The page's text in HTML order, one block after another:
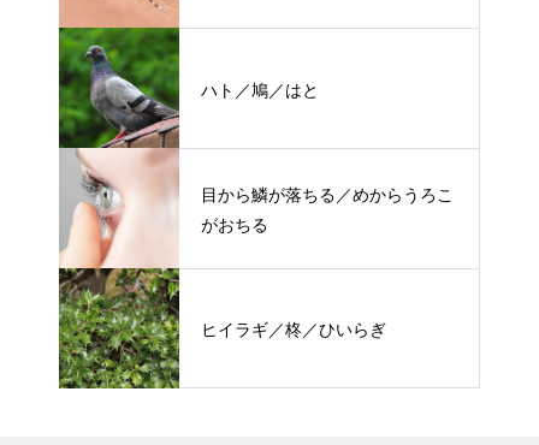
ハト／鳩／はと
目から鱗が落ちる／めからうろこ
がおちる
ヒイラギ／柊／ひいらぎ